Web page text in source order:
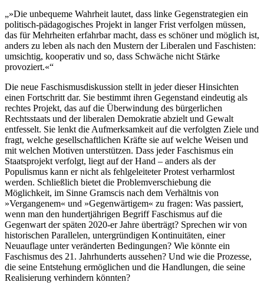
»Die unbequeme Wahrheit lautet, dass linke Gegenstrategien ein
politisch-pädagogisches Projekt in langer Frist verfolgen müssen,
das für Mehrheiten erfahrbar macht, dass es schöner und möglich ist,
anders zu leben als nach den Mustern der Liberalen und Faschisten:
umsichtig, kooperativ und so, dass Schwäche nicht Stärke
provoziert.«
Die neue Faschismusdiskussion stellt in jeder dieser Hinsichten
einen Fortschritt dar. Sie bestimmt ihren Gegenstand eindeutig als
rechtes Projekt, das auf die Überwindung des bürgerlichen
Rechtsstaats und der liberalen Demokratie abzielt und Gewalt
entfesselt. Sie lenkt die Aufmerksamkeit auf die verfolgten Ziele und
fragt, welche gesellschaftlichen Kräfte sie auf welche Weisen und
mit welchen Motiven unterstützen. Dass jeder Faschismus ein
Staatsprojekt verfolgt, liegt auf der Hand – anders als der
Populismus kann er nicht als fehlgeleiteter Protest verharmlost
werden. Schließlich bietet die Problemverschiebung die
Möglichkeit, im Sinne Gramscis nach dem Verhältnis von
»Vergangenem« und »Gegenwärtigem« zu fragen: Was passiert,
wenn man den hundertjährigen Begriff Faschismus auf die
Gegenwart der späten 2020-er Jahre überträgt? Sprechen wir von
historischen Parallelen, untergründigen Kontinuitäten, einer
Neuauflage unter veränderten Bedingungen? Wie könnte ein
Faschismus des 21. Jahrhunderts aussehen? Und wie die Prozesse,
die seine Entstehung ermöglichen und die Handlungen, die seine
Realisierung verhindern könnten?